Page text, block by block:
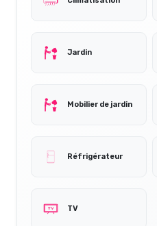
Jardin
Mobilier de jardin
Réfrigérateur
TV